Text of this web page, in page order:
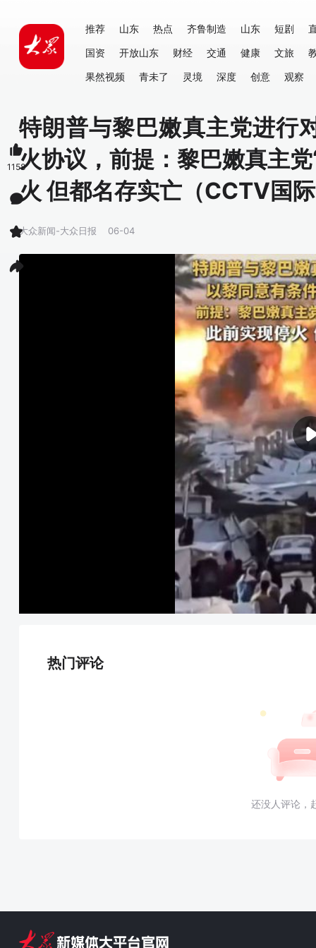
推荐 山东 热点 齐鲁制造 山东 短剧
国资
开放山东 财经 交通 健康 文旅
果然视频
青未了 灵境 深度 创意 观察
特朗普与黎巴嫩真主党进行
火协议，前提：黎巴嫩真主
火 但都名存实亡（CCTV国
大众新闻-大众日报 06-04
热门评论
还没人评论，
1158